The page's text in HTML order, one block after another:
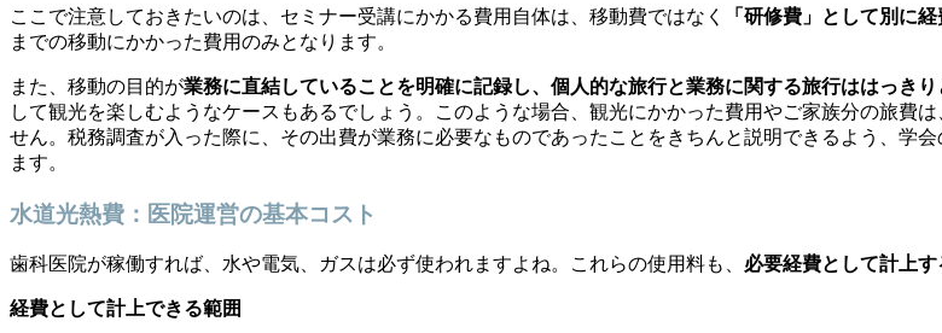
ここで注意しておきたいのは、セミナー受講にかかる費用自体は、移動費ではなく 「研修費」として別に
までの移動にかかった費用のみとなります。
また、移動の目的が業務に直結していることを明確に記録し、個人的な旅行と業務に関する旅行ははっきり
して観光を楽しむようなケースもあるでしょう。このような場合、観光にかかった費用やご家族分の旅費
せん。税務調査が入った際に、その出費が業務に必要なものであったことをきちんと説明できるよう、学
ます。
水道光熱費：医院運営の基本コスト
歯科医院が稼働すれば、水や電気、ガスは必ず使われますよね。これらの使用料も、 必要経費として計上す
経費として計上できる範囲